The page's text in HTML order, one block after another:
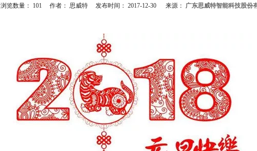
浏览数量： 101 作者： 思威特 发布时间： 2017-12-30 来源： 广东思威特智能科技股份